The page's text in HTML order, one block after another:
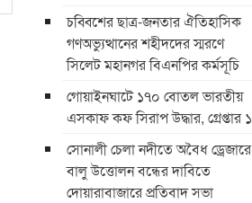
চব্বিশের ছাত্র-জনতার ঐতিহাসিক
গণঅভ্যুত্থানের শহীদদের স্মরণে
সিলেট মহানগর বিএনপির কর্মসূচি
গোয়াইনঘাটে ১৭০ বোতল ভারতীয়
এসকাফ কফ সিরাপ উদ্ধার, গ্রেপ্তার ১
সোনালী চেলা নদীতে অবৈধ ড্রেজারে
বালু উত্তোলন বন্ধের দাবিতে
দোয়ারাবাজারে প্রতিবাদ সভা